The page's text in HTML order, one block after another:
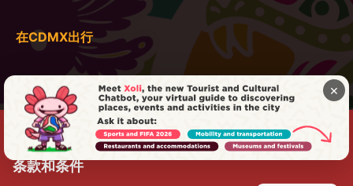
在CDMX出行
条款和条件
×